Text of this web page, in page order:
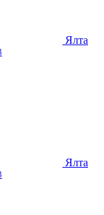
Ялта
Ялта